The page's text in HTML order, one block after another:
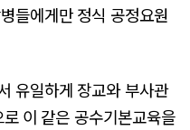
들에게만 정식 공정요원
유일하게 장교와 부사관
이 같은 공수기본교육을